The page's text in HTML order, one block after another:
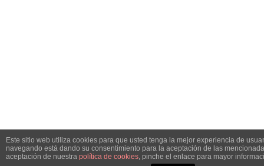
Este sitio web utiliza cookies para que usted tenga la mejor experiencia de
navegando está dando su consentimiento para la aceptación de las
aceptación de nuestra política de cookies, pinche el enlace para mayor